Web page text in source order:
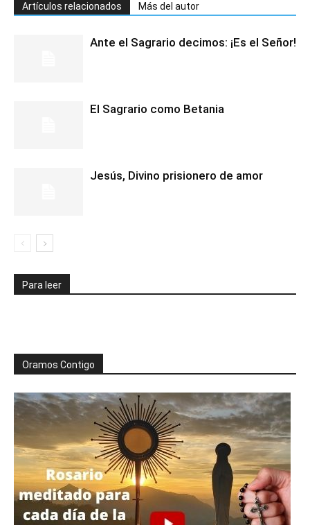
Artículos relacionados Más del autor
Ante el Sagrario decimos: ¡Es el Señor!
El Sagrario como Betania
Jesús, Divino prisionero de amor
Para leer
Oramos Contigo